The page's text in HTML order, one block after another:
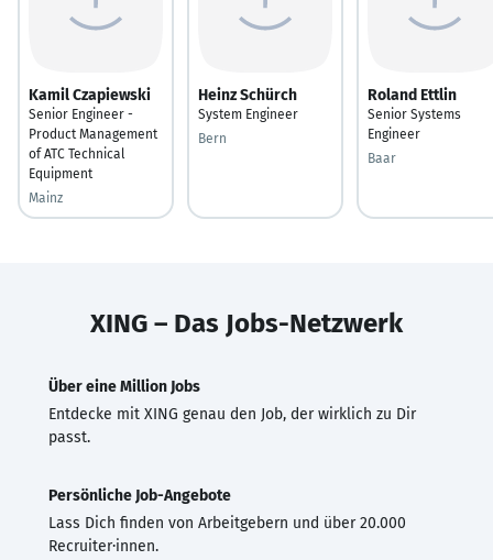
Kamil Czapiewski
Senior Engineer -
Product Management
of ATC Technical
Equipment
Mainz
Heinz Schürch
System Engineer
Bern
Roland Ettlin
Senior Systems
Engineer
Baar
XING – Das Jobs-Netzwerk
Über eine Million Jobs
Entdecke mit XING genau den Job, der wirklich zu Dir
passt.
Persönliche Job-Angebote
Lass Dich finden von Arbeitgebern und über 20.000
Recruiter·innen.